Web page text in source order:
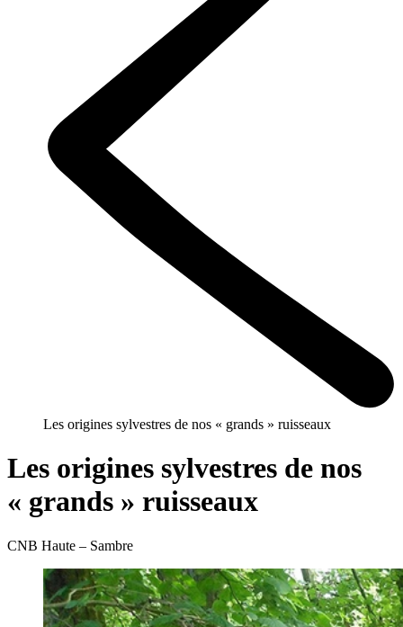
Les origines sylvestres de nos « grands » ruisseaux
Les origines sylvestres de nos
« grands » ruisseaux
CNB Haute – Sambre